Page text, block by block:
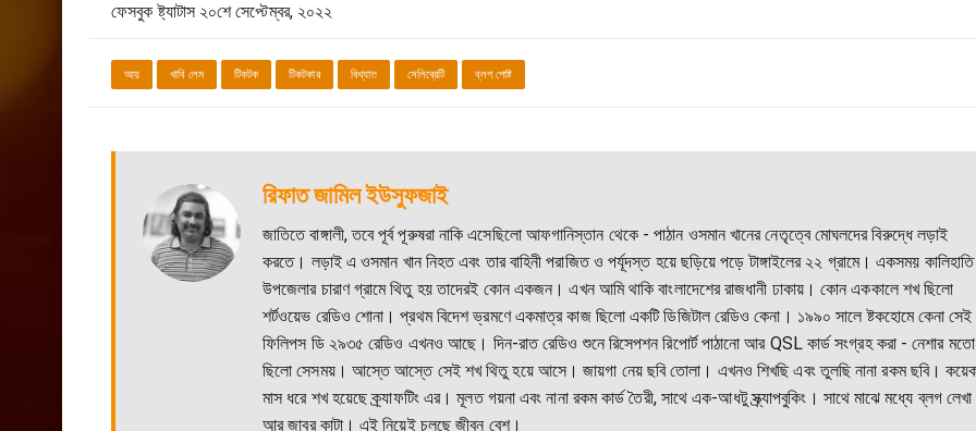
ফেসবুক ষ্ট্যাটাস ২০শে সেপ্টেম্বর, ২০২২
আয় খাবি লেম টিকটক টিকটকার বিখ্যাত সেলিব্রেটি ব্লগ পোষ্ট
রিফাত জামিল ইউসুফজাই
জাতিতে বাঙ্গালী, তবে পূর্ব পূরুষরা নাকি এসেছিলো আফগানিস্তান থেকে - পাঠান ওসমান খানের নেতৃত্বে মোঘলদের বিরুদ্ধে লড়াই
করতে। লড়াই এ ওসমান খান নিহত এবং তার বাহিনী পরাজিত ও পর্যূদস্ত হয়ে ছড়িয়ে পড়ে টাঙ্গাইলের ২২ গ্রামে। একসময় কালিহাতি
উপজেলার চারাণ গ্রামে থিতু হয় তাদেরই কোন একজন। এখন আমি থাকি বাংলাদেশের রাজধানী ঢাকায়। কোন এককালে শখ ছিলো
শর্টওয়েভ রেডিও শোনা। প্রথম বিদেশ ভ্রমণে একমাত্র কাজ ছিলো একটি ডিজিটাল রেডিও কেনা। ১৯৯০ সালে ষ্টকহোমে কেনা সেই
ফিলিপস ডি ২৯৩৫ রেডিও এখনও আছে। দিন-রাত রেডিও শুনে রিসেপশন রিপোর্ট পাঠানো আর QSL কার্ড সংগ্রহ করা - নেশার মতো
ছিলো সেসময়। আস্তে আস্তে সেই শখ থিতু হয়ে আসে। জায়গা নেয় ছবি তোলা। এখনও শিখছি এবং তুলছি নানা রকম ছবি।
মাস ধরে শখ হয়েছে ক্র্যাফটিং এর। মূলত গয়না এবং নানা রকম কার্ড তৈরী, সাথে এক-আধটু স্ক্র্যাপবুকিং। সাথে মাঝে মধ্যে ব্লগ লেখা
আর জাবর কাটা। এই নিয়েই চলছে জীবন বেশ।